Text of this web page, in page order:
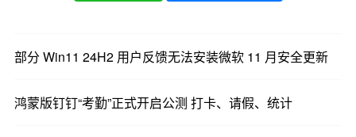
部分 Win11 24H2 用户反馈无法安装微软 11 月安全更新
鸿蒙版钉钉“考勤”正式开启公测 打卡、请假、统计